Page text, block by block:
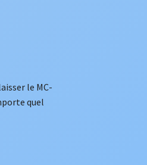
le MC-
quel